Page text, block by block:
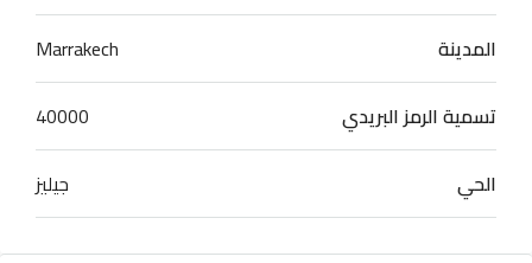
المدينة
Marrakech
تسمية الرمز البريدي
40000
الحي
جيليز